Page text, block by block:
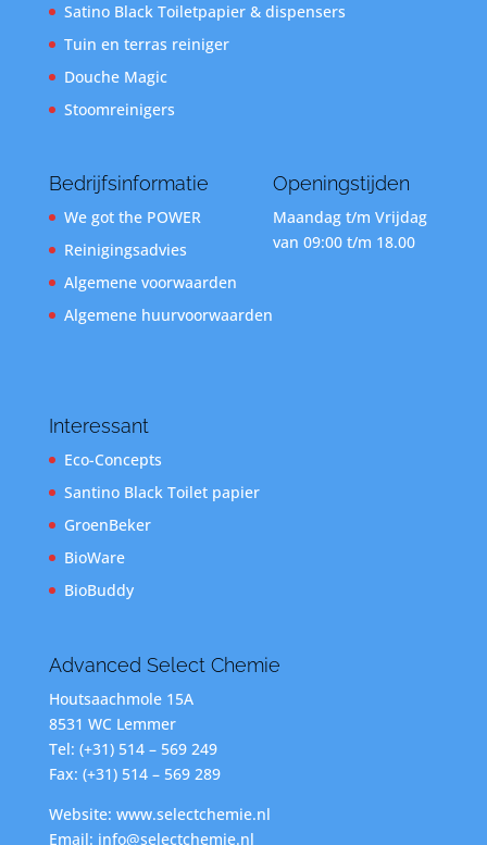
Satino Black Toiletpapier & dispensers
Tuin en terras reiniger
Douche Magic
Stoomreinigers
Bedrijfsinformatie
We got the POWER
Reinigingsadvies
Algemene voorwaarden
Algemene huurvoorwaarden
Openingstijden
Maandag t/m Vrijdag
van 09:00 t/m 18.00
Interessant
Eco-Concepts
Santino Black Toilet papier
GroenBeker
BioWare
BioBuddy
Advanced Select Chemie
Houtsaachmole 15A
8531 WC Lemmer
Tel: (+31) 514 – 569 249
Fax: (+31) 514 – 569 289
Website: www.selectchemie.nl
Email: info@selectchemie.nl